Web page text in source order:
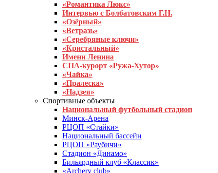
«Романтика Люкс»
Интервью с Болбатовским Г.Н.
«Озёрный»
«Ветразь»
«Серебряные ключи»
«Кристальный»
Имени Ленина
СПА-курорт «Ружа-Хутор»
«Чайка»
«Пралеска»
«Надзея»
Спортивные объекты
Национальный футбольный стадион
Минск-Арена
РЦОП «Стайки»
Национальный бассейн
РЦОП «Раубичи»
Стадион «Динамо»
Бильярдный клуб «Классик»
«Archery club»